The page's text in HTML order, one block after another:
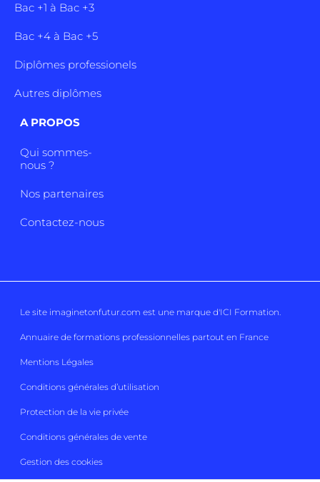
Bac +1 à Bac +3
Bac +4 à Bac +5
Diplômes professionels
Autres diplômes
A PROPOS
Qui sommes-
nous ?
Nos partenaires
Contactez-nous
Le site imaginetonfutur.com est une marque d'ICI Formation.
Annuaire de formations professionnelles partout en France
Mentions Légales
Conditions générales d’utilisation
Protection de la vie privée
Conditions générales de vente
Gestion des cookies